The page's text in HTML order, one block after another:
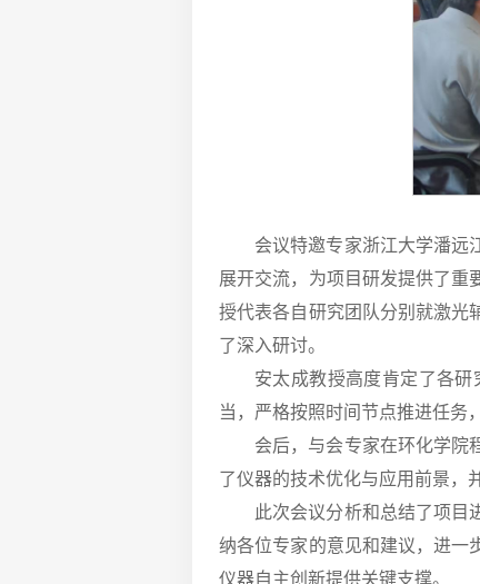
会议特邀专家浙江大学潘远
展开交流，为项目研发提供了重
授代表各自研究团队分别就激光
了深入研讨。
安太成教授高度肯定了各
当，严格按照时间节点推进任务
会后，与会专家在环化学院
了仪器的技术优化与应用前景，
此次会议分析和总结了项目
纳各位专家的意见和建议，进一
仪器自主创新提供关键支撑。